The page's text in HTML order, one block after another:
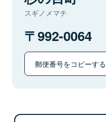
スギノメマチ
992-0064
郵便番号をコピーする